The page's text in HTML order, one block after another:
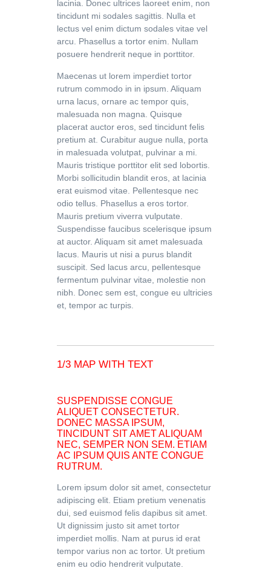
lacinia. Donec ultrices laoreet enim, non
tincidunt mi sodales sagittis. Nulla et
lectus vel enim dictum sodales vitae vel
arcu. Phasellus a tortor enim. Nullam
posuere hendrerit neque in porttitor.
Maecenas ut lorem imperdiet tortor
rutrum commodo in in ipsum. Aliquam
urna lacus, ornare ac tempor quis,
malesuada non magna. Quisque
placerat auctor eros, sed tincidunt felis
pretium at. Curabitur augue nulla, porta
in malesuada volutpat, pulvinar a mi.
Mauris tristique porttitor elit sed lobortis.
Morbi sollicitudin blandit eros, at lacinia
erat euismod vitae. Pellentesque nec
odio tellus. Phasellus a eros tortor.
Mauris pretium viverra vulputate.
Suspendisse faucibus scelerisque ipsum
at auctor. Aliquam sit amet malesuada
lacus. Mauris ut nisi a purus blandit
suscipit. Sed lacus arcu, pellentesque
fermentum pulvinar vitae, molestie non
nibh. Donec sem est, congue eu ultricies
et, tempor ac turpis.
1/3 MAP WITH TEXT
SUSPENDISSE CONGUE
ALIQUET CONSECTETUR.
DONEC MASSA IPSUM,
TINCIDUNT SIT AMET ALIQUAM
NEC, SEMPER NON SEM. ETIAM
AC IPSUM QUIS ANTE CONGUE
RUTRUM.
Lorem ipsum dolor sit amet, consectetur
adipiscing elit. Etiam pretium venenatis
dui, sed euismod felis dapibus sit amet.
Ut dignissim justo sit amet tortor
imperdiet mollis. Nam at purus id erat
tempor varius non ac tortor. Ut pretium
enim eu odio hendrerit vulputate.